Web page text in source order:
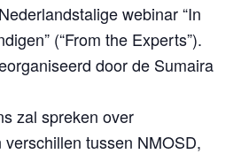
webinar “In
(“From the Experts”).
door de Sumaira
zal spreken over
tussen NMOSD,